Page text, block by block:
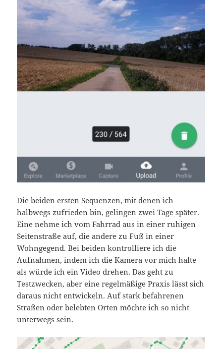
Die beiden ersten Sequenzen, mit denen ich
halbwegs zufrieden bin, gelingen zwei Tage später.
Eine nehme ich vom Fahrrad aus in einer ruhigen
Seitenstraße auf, die andere zu Fuß in einer
Wohngegend. Bei beiden kontrolliere ich die
Aufnahmen, indem ich die Kamera vor mich halte
als würde ich ein Video drehen. Das geht zu
Testzwecken, aber eine regelmäßige Praxis lässt sich
daraus nicht entwickeln. Auf stark befahrenen
Straßen oder belebten Orten möchte ich so nicht
unterwegs sein.